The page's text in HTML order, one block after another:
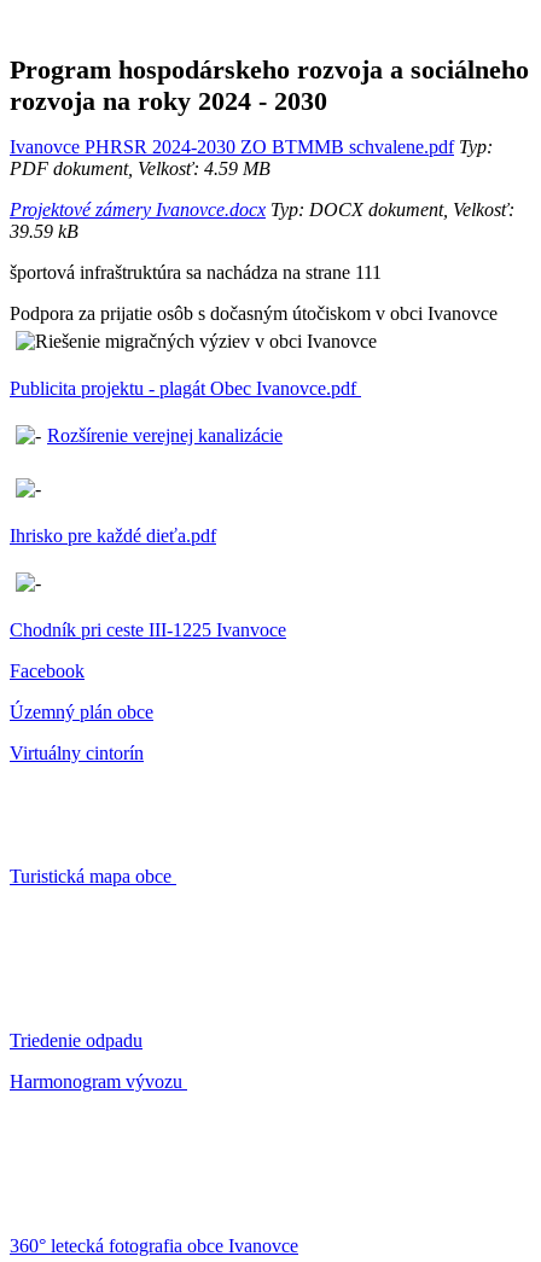
Program hospodárskeho rozvoja a sociálneho
rozvoja na roky 2024 - 2030
Ivanovce PHRSR 2024-2030 ZO BTMMB schvalene.pdfTyp:
PDF dokument, Velkosť: 4.59 MB
Projektové zámery Ivanovce.docx Typ: DOCX dokument, Velkosť:
39.59 kB
športová infraštruktúra sa nachádza na strane 111
Podpora za prijatie osôb s dočasným útočiskom v obci Ivanovce
Publicita projektu - plagát Obec Ivanovce.pdf
Rozšírenie verejnej kanalizácie
Ihrisko pre každé dieťa.pdf
Chodník pri ceste III-1225 Ivanvoce
Facebook
Územný plán obce
Virtuálny cintorín
Turistická mapa obce
Triedenie odpadu
Harmonogram vývozu
360° letecká fotografia obce Ivanovce